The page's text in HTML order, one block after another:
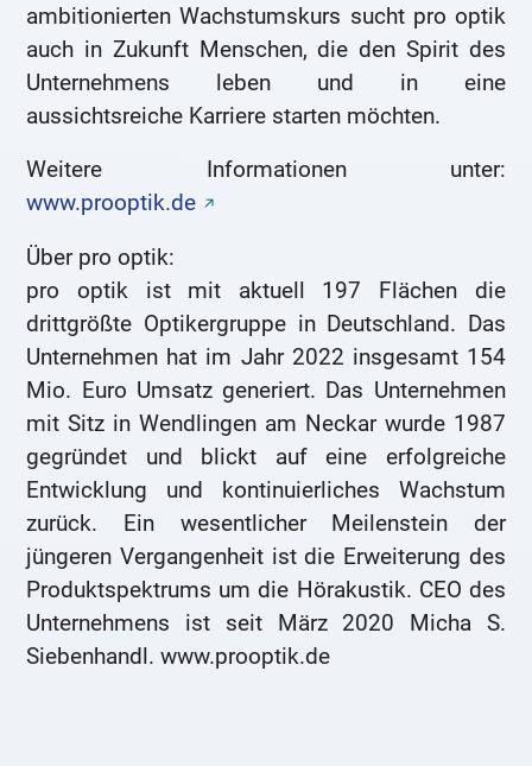
ambitionierten Wachstumskurs sucht pro optik
auch in Zukunft Menschen, die den Spirit des
Unternehmens leben und in eine
aussichtsreiche Karriere starten möchten.
Weitere Informationen unter:
www.prooptik.de
Über pro optik:
pro optik ist mit aktuell 197 Flächen die
drittgrößte Optikergruppe in Deutschland. Das
Unternehmen hat im Jahr 2022 insgesamt 154
Mio. Euro Umsatz generiert. Das Unternehmen
mit Sitz in Wendlingen am Neckar wurde 1987
gegründet und blickt auf eine erfolgreiche
Entwicklung und kontinuierliches Wachstum
zurück. Ein wesentlicher Meilenstein der
jüngeren Vergangenheit ist die Erweiterung des
Produktspektrums um die Hörakustik. CEO des
Unternehmens ist seit März 2020 Micha S.
Siebenhandl. www.prooptik.de ­